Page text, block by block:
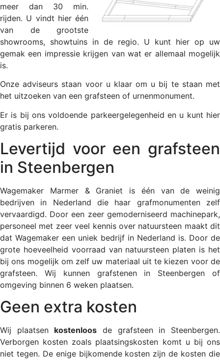
meer dan 30 min.
rijden. U vindt hier één
van de grootste
showrooms, showtuins in de regio. U kunt hier op uw
gemak een impressie krijgen van wat er allemaal mogelijk
is.
Onze adviseurs staan voor u klaar om u bij te staan met
het uitzoeken van een grafsteen of urnenmonument.
Er is bij ons voldoende parkeergelegenheid en u kunt hier
gratis parkeren.
Levertijd voor een grafsteen
in Steenbergen
Wagemaker Marmer & Graniet is één van de weinig
bedrijven in Nederland die haar grafmonumenten zelf
vervaardigd. Door een zeer gemoderniseerd machinepark,
personeel met zeer veel kennis over natuursteen maakt dit
dat Wagemaker een uniek bedrijf in Nederland is. Door de
grote hoeveelheid voorraad van natuursteen platen is het
bij ons mogelijk om zelf uw materiaal uit te kiezen voor de
grafsteen. Wij kunnen grafstenen in Steenbergen of
omgeving binnen 6 weken plaatsen.
Geen extra kosten
Wij plaatsen kostenloos de grafsteen in Steenbergen.
Verborgen kosten zoals plaatsingskosten komt u bij ons
niet tegen. De enige bijkomende kosten zijn de kosten die